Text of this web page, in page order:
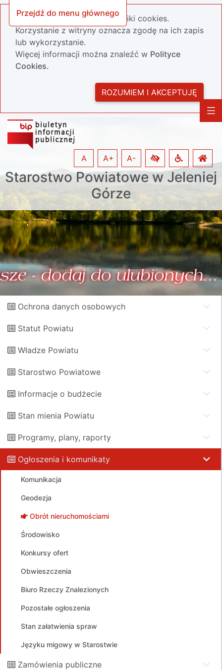
Przejdź do menu głównego
Nasza strona wykorzystuje pliki cookies.
Korzystanie z witryny oznacza zgodę na ich zapis
lub wykorzystanie.
Więcej informacji można znaleźć w Polityce
Cookies.
ROZUMIEM I AKCEPTUJĘ
Starostwo Powiatowe w Jeleniej
Górze
A A+ A-
Ochrona danych osobowych
Statut Powiatu
Władze Powiatu
Starostwo Powiatowe
Informacje o budżecie
Stan mienia Powiatu
Programy, plany, raporty
Ogłoszenia i komunikaty
Komunikacja
Geodezja
Obrót nieruchomościami
Środowisko
Konkursy ofert
Obwieszczenia
Biuro Rzeczy Znalezionych
Pozostałe ogłoszenia
Stan załatwienia spraw
Języku migowy w Starostwie
Zamówienia publiczne